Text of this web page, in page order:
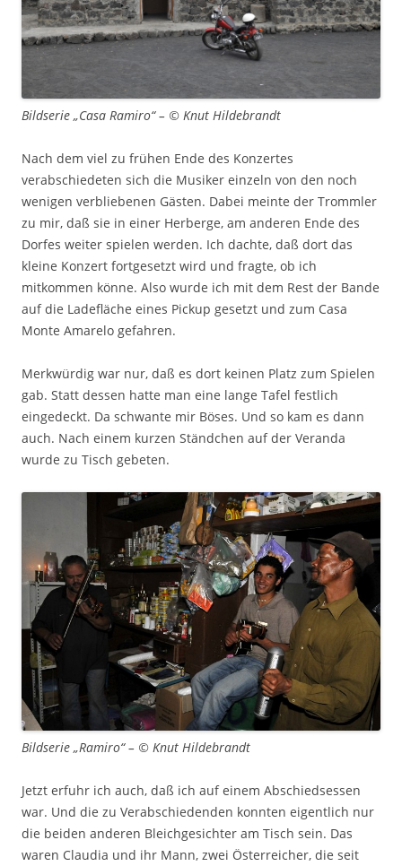
Bildserie „Casa Ramiro“ – © Knut Hildebrandt
Nach dem viel zu frühen Ende des Konzertes
verabschiedeten sich die Musiker einzeln von den noch
wenigen verbliebenen Gästen. Dabei meinte der Trommler
zu mir, daß sie in einer Herberge, am anderen Ende des
Dorfes weiter spielen werden. Ich dachte, daß dort das
kleine Konzert fortgesetzt wird und fragte, ob ich
mitkommen könne. Also wurde ich mit dem Rest der Bande
auf die Ladefläche eines Pickup gesetzt und zum Casa
Monte Amarelo gefahren.
Merkwürdig war nur, daß es dort keinen Platz zum Spielen
gab. Statt dessen hatte man eine lange Tafel festlich
eingedeckt. Da schwante mir Böses. Und so kam es dann
auch. Nach einem kurzen Ständchen auf der Veranda
wurde zu Tisch gebeten.
Bildserie „Ramiro“ – © Knut Hildebrandt
Jetzt erfuhr ich auch, daß ich auf einem Abschiedsessen
war. Und die zu Verabschiedenden konnten eigentlich nur
die beiden anderen Bleichgesichter am Tisch sein. Das
waren Claudia und ihr Mann, zwei Österreicher, die seit